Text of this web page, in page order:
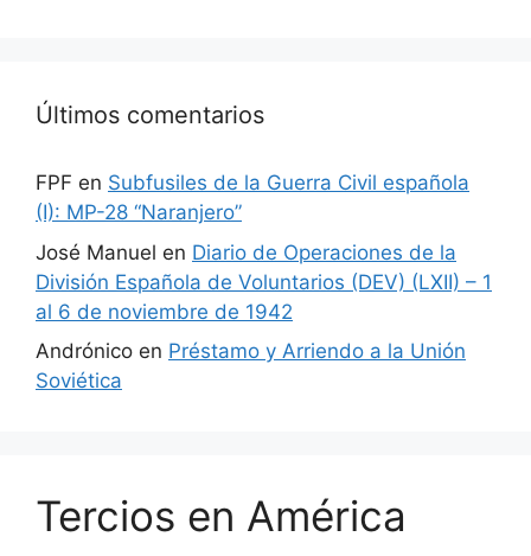
Últimos comentarios
FPF en Subfusiles de la Guerra Civil española
(I): MP-28 “Naranjero”
José Manuel en Diario de Operaciones de la
División Española de Voluntarios (DEV) (LXII) – 1
al 6 de noviembre de 1942
Andrónico en Préstamo y Arriendo a la Unión
Soviética
Tercios en América